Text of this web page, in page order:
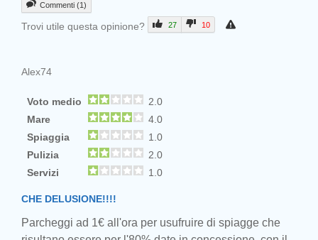
Commenti (1)
Trovi utile questa opinione? 27 10
Alex74
Voto medio
2.0
Mare
4.0
Spiaggia
1.0
Pulizia
2.0
Servizi
1.0
CHE DELUSIONE!!!!
Parcheggi ad 1€ all'ora per usufruire di spiagge che